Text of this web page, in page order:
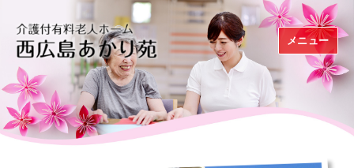
介護付有料老人ホーム西広島あかり苑
メニュー